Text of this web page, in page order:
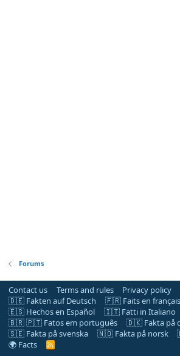
Forums
Contact us Terms and rules Privacy policy
🇩🇪 Fakten auf Deutsch
🇫🇷 Faits en français
🇪🇸 Hechos en Español
🇮🇹 Fatti in Italiano
🇧🇷 🇵🇹 Fatos em português
🇩🇰 Fakta på
🇸🇪 Fakta på svenska
🇳🇴 Fakta på norsk
🌍 Facts
R